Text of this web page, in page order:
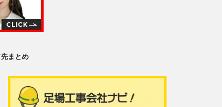
まとめ